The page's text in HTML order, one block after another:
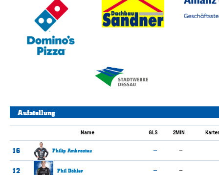
Aufstellung
Name GLS 2MIN
16 Philip Ambrosius — —
12 Phil Döhler — —